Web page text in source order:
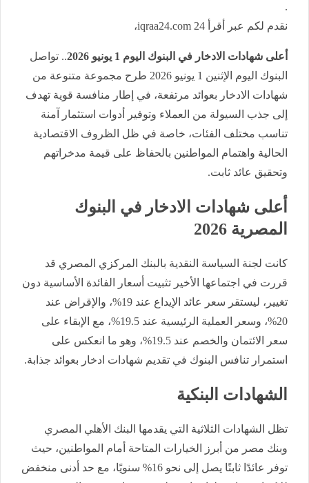
.
نقدم لكم عبر أقرأ 24 iqraa24.com،
أعلى شهادات الادخار في البنوك اليوم 1 يونيو 2026
.. تواصل
البنوك اليوم الإثنين 1 يونيو 2026 طرح مجموعة متنوعة من
شهادات الادخار بعوائد مرتفعة، في إطار منافسة قوية تهدف
إلى جذب السيولة من العملاء وتوفير أدوات استثمار آمنة
تناسب مختلف الفئات، خاصة في ظل الظروف الاقتصادية
الحالية واهتمام المواطنين بالحفاظ على قيمة مدخراتهم
وتحقيق عائد ثابت.
أعلى شهادات الادخار في البنوك
المصرية 2026
كانت لجنة السياسة النقدية بالبنك المركزي المصري قد
قررت في اجتماعها الأخير تثبيت أسعار الفائدة الأساسية دون
تغيير، ليستقر سعر عائد الإيداع عند 19%، والإقراض عند
20%، وسعر العملية الرئيسية عند 19.5%، مع الإبقاء على
سعر الائتمان والخصم عند 19.5%، وهو ما انعكس على
استمرار تنافس البنوك في تقديم شهادات ادخار بعوائد جذابة.
الشهادات البنكية
تظل الشهادات الثلاثية التي يقدمها البنك الأهلي المصري
وبنك مصر من أبرز الخيارات المتاحة أمام المواطنين، حيث
توفر عائدًا ثابتًا يصل إلى نحو 16% سنويًا، مع حد أدنى منخفض